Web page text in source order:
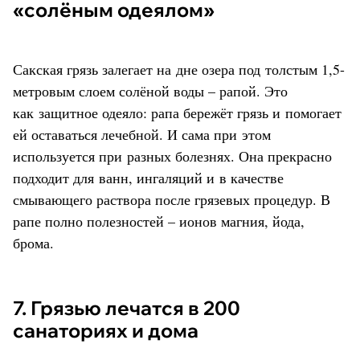
«солёным одеялом»
Сакская грязь залегает на дне озера под толстым 1,5-
метровым слоем солёной воды – рапой. Это
как защитное одеяло: рапа бережёт грязь и помогает
ей оставаться лечебной. И сама при этом
используется при разных болезнях. Она прекрасно
подходит для ванн, ингаляций и в качестве
смывающего раствора после грязевых процедур. В
рапе полно полезностей – ионов магния, йода,
брома.
7. Грязью лечатся в 200
санаториях и дома